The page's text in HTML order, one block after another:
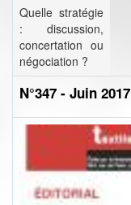
Quelle stratégie
: discussion,
concertation ou
négociation ?
N°347 - Juin 2017